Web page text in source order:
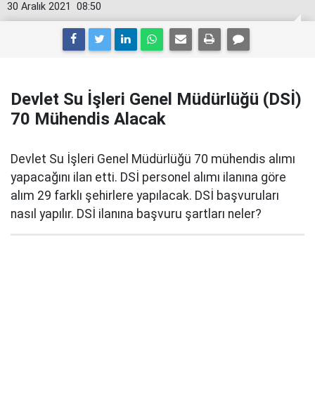
08:50
30 Aralık 2021
Devlet Su İşleri Genel Müdürlüğü (DSİ)
70 Mühendis Alacak
Devlet Su İşleri Genel Müdürlüğü 70 mühendis alımı
yapacağını ilan etti. DSİ personel alımı ilanına göre
alım 29 farklı şehirlere yapılacak. DSİ başvuruları
nasıl yapılır. DSİ ilanına başvuru şartları neler?